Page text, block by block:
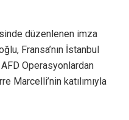
düzenlenen imza
Fransa’nın İstanbul
Operasyonlardan
Marcelli’nin katılımıyla